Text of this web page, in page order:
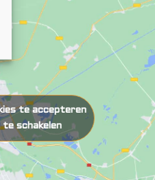
te accepteren
te schakelen